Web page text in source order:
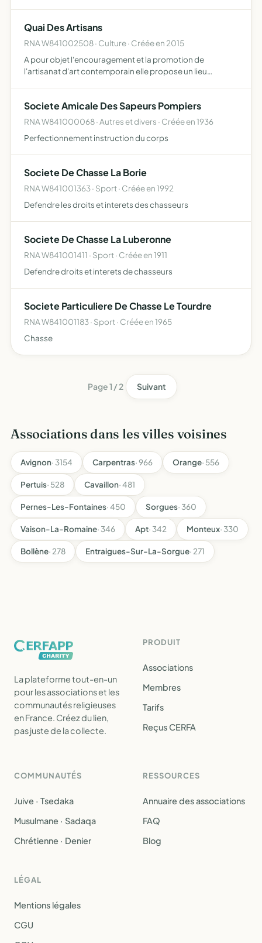
a…
Quai Des Artisans
RNA W841002508 · Culture · Créée en 2015
A pour objet l'encouragement et la promotion de
l'artisanat d'art contemporain elle propose un lieu
et des…
Societe Amicale Des Sapeurs Pompiers
RNA W841000068 · Autres et divers · Créée en 1936
Perfectionnement instruction du corps
Societe De Chasse La Borie
RNA W841001363 · Sport · Créée en 1992
Defendre les droits et interets des chasseurs
Societe De Chasse La Luberonne
RNA W841001411 · Sport · Créée en 1911
Defendre droits et interets de chasseurs
Societe Particuliere De Chasse Le Tourdre
RNA W841001183 · Sport · Créée en 1965
Chasse
Page 1 / 2 Suivant
Associations dans les villes voisines
Avignon· 3154 Carpentras· 966 Orange· 556
Pertuis· 528 Cavaillon· 481
Pernes-Les-Fontaines· 450 Sorgues· 360
Vaison-La-Romaine· 346 Apt· 342 Monteux· 330
Bollène· 278 Entraigues-Sur-La-Sorgue· 271
La plateforme tout-en-un
pour les associations et les
communautés religieuses
en France. Créez du lien,
pas juste de la collecte.
PRODUIT
Associations
Membres
Tarifs
Reçus CERFA
COMMUNAUTÉS
Juive · Tsedaka
Musulmane · Sadaqa
Chrétienne · Denier
RESSOURCES
Annuaire des associations
FAQ
Blog
LÉGAL
Mentions légales
CGU